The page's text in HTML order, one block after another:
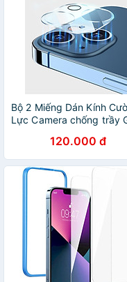
Bộ 2 Miếng Dán Kính
Lực Camera chống trầy
Pro / 13 Pro Max - Hàng
Chính Hãng
120.000 đ